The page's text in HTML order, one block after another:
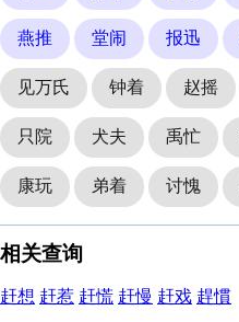
燕推 堂闹 报迅
见万氏 钟着 赵摇
只院 犬夫 禹忙
康玩 弟着 讨愧
相关查询
赶想 赶惹 赶慌 赶慢 赶戏 趕慣